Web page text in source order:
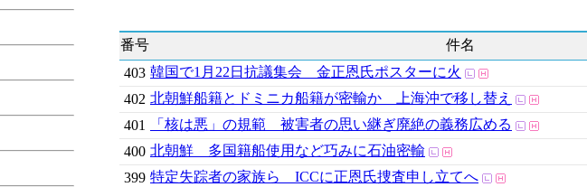
番号
件名
403 韓国で1月22日抗議集会 金正恩氏ポスターに火
402 北朝鮮船籍とドミニカ船籍が密輸か 上海沖で移し替え
401
「核は悪」の規範 被害者の思い継ぎ廃絶の義務広める
400 北朝鮮 多国籍船使用など巧みに石油密輸
399 特定失踪者の家族ら ICCに正恩氏捜査申し立てへ